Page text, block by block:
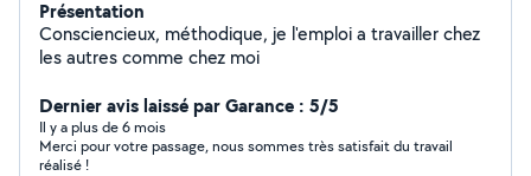
Présentation
Consciencieux, méthodique, je l'emploi a travailler chez
les autres comme chez moi
Dernier avis laissé par Garance : 5/5
Il y a plus de 6 mois
Merci pour votre passage, nous sommes très satisfait du travail
réalisé !